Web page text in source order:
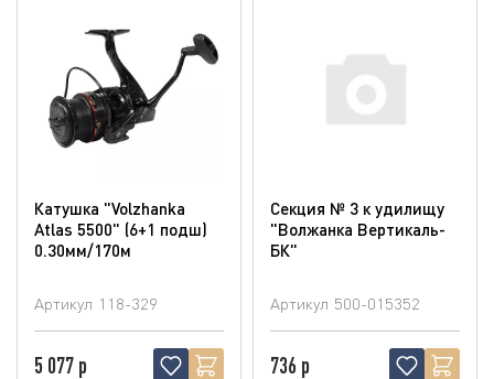
Катушка "Volzhanka
Atlas 5500" (6+1 подш)
0.30мм/170м
Артикул 118-329
5 077 р
Секция № 3 к удилищу
"Волжанка Вертикаль-
БК"
Артикул 500-015352
736 р